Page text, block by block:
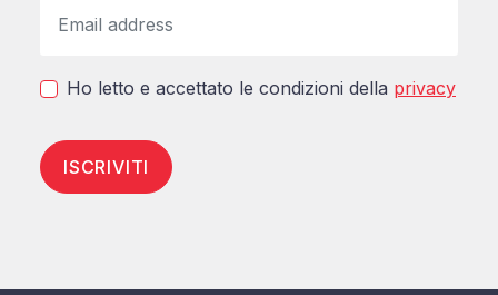
Ho letto e accettato le condizioni della privacy
ISCRIVITI